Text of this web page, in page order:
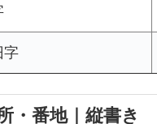
字
・番地｜縦書き